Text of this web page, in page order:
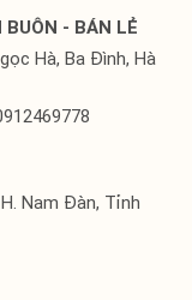
BUÔN - BÁN LẺ
Hà, Ba Đình, Hà
Nam Đàn, Tỉnh